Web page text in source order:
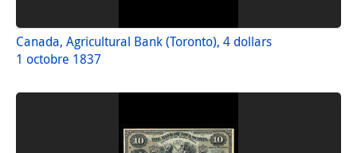
Canada, Agricultural Bank (Toronto), 4 dollars
1 octobre 1837